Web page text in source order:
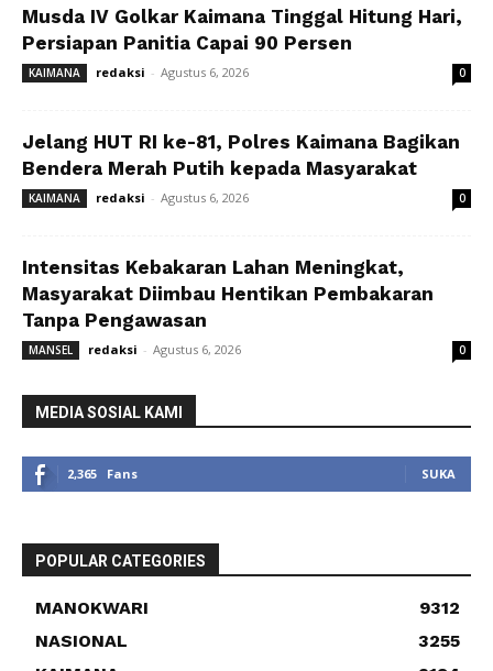
Musda IV Golkar Kaimana Tinggal Hitung Hari,
Persiapan Panitia Capai 90 Persen
KAIMANA redaksi - Agustus 6, 2026 0
Jelang HUT RI ke-81, Polres Kaimana Bagikan
Bendera Merah Putih kepada Masyarakat
KAIMANA redaksi - Agustus 6, 2026 0
Intensitas Kebakaran Lahan Meningkat,
Masyarakat Diimbau Hentikan Pembakaran
Tanpa Pengawasan
MANSEL redaksi - Agustus 6, 2026 0
MEDIA SOSIAL KAMI
2,365 Fans SUKA
POPULAR CATEGORIES
MANOKWARI
9312
NASIONAL
3255